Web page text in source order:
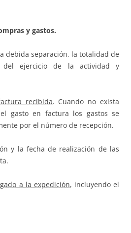
y gastos.
debida separación, la totalidad de
del ejercicio de la actividad y
recibida. Cuando no exista
gasto en factura los gastos se
por el número de recepción.
y la fecha de realización de las
a la expedición, incluyendo el